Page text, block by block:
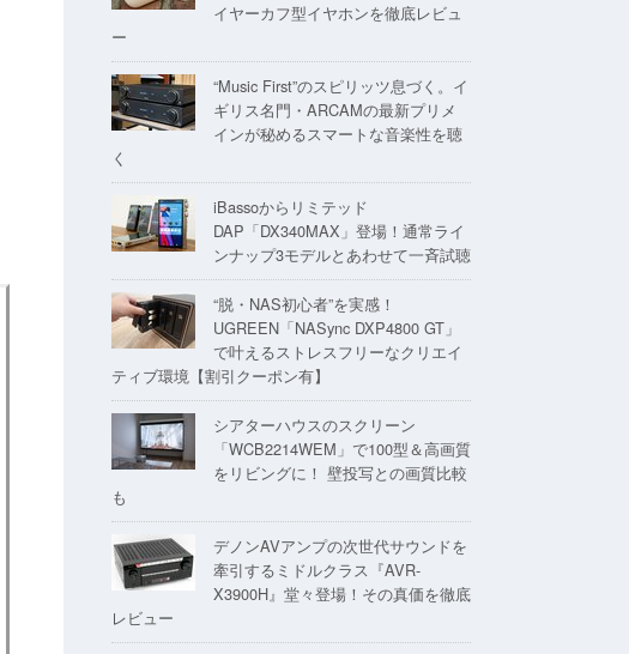
イヤーカフ型イヤホンを徹底レビュ
ー
“Music First”のスピリッツ息づく。イ
ギリス名門・ARCAMの最新プリメ
インが秘めるスマートな音楽性を聴
く
iBassoからリミテッド
DAP「DX340MAX」登場！通常ライ
ンナップ3モデルとあわせて一斉試聴
“脱・NAS初心者”を実感！
UGREEN「NASync DXP4800 GT」
で叶えるストレスフリーなクリエイ
ティブ環境【割引クーポン有】
シアターハウスのスクリーン
「WCB2214WEM」で100型＆高画質
をリビングに！ 壁投写との画質比較
も
デノンAVアンプの次世代サウンドを
牽引するミドルクラス『AVR-
X3900H』堂々登場！その真価を徹底
レビュー